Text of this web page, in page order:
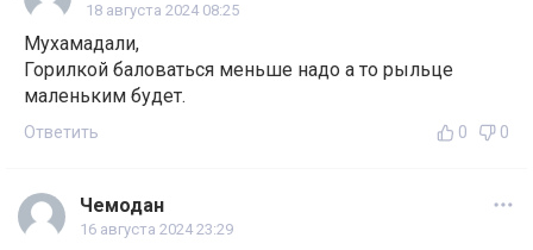
18 августа 2024 08:25
Мухамадали,
Горилкой баловаться меньше надо а то рыльце
маленьким будет.
Ответить 0 0
Чемодан
16 августа 2024 23:29